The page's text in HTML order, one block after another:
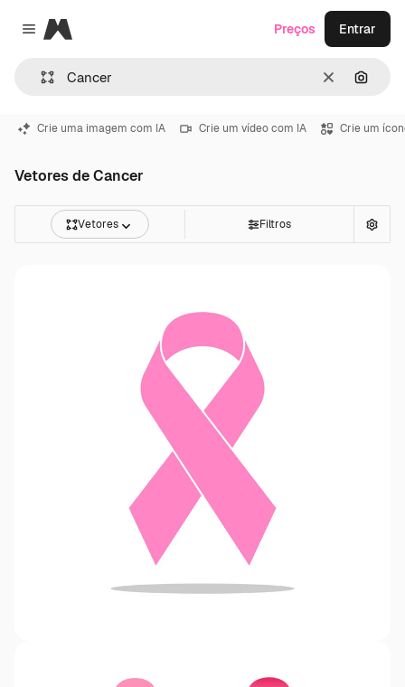
Close menu
Magnific
Limpar
Preços Entrar
Crie uma imagem com IA Crie um vídeo com IA Crie um
Vetores de Cancer
Vetores Filtros